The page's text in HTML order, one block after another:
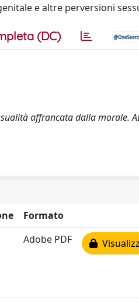
e altre perversioni
(DC)
affrancata dalla morale.
Formato
Adobe PDF